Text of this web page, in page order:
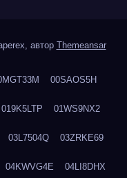
автор Themeansar
00SAOS5H
019K5LTP 01WS9NX2
03L7504Q 03ZRKE69
04KWVG4E 04LI8DHX